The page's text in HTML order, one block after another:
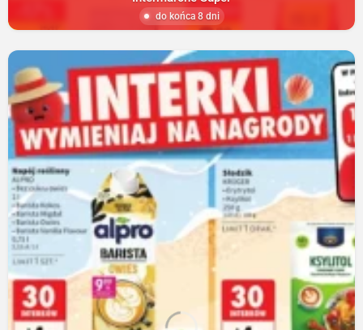
do końca 8 dni